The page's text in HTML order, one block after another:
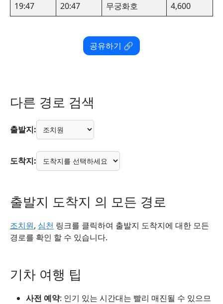
19:47
20:47 무궁화호 4,600
공유하기 🔗
다른 경로 검색
출발지:
도착지:
출발지 도착지 의 모든 경로
조치원, 심천 링크를 클릭하여 출발지 도착지에 대한 모든
경로를 확인 할 수 있습니다.
기차 여행 팁
사전 예약: 인기 있는 시간대는 빨리 매진될 수 있으므